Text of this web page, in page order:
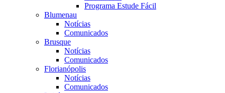
Programa Estude Fácil
Blumenau
Notícias
Comunicados
Brusque
Notícias
Comunicados
Florianópolis
Notícias
Comunicados